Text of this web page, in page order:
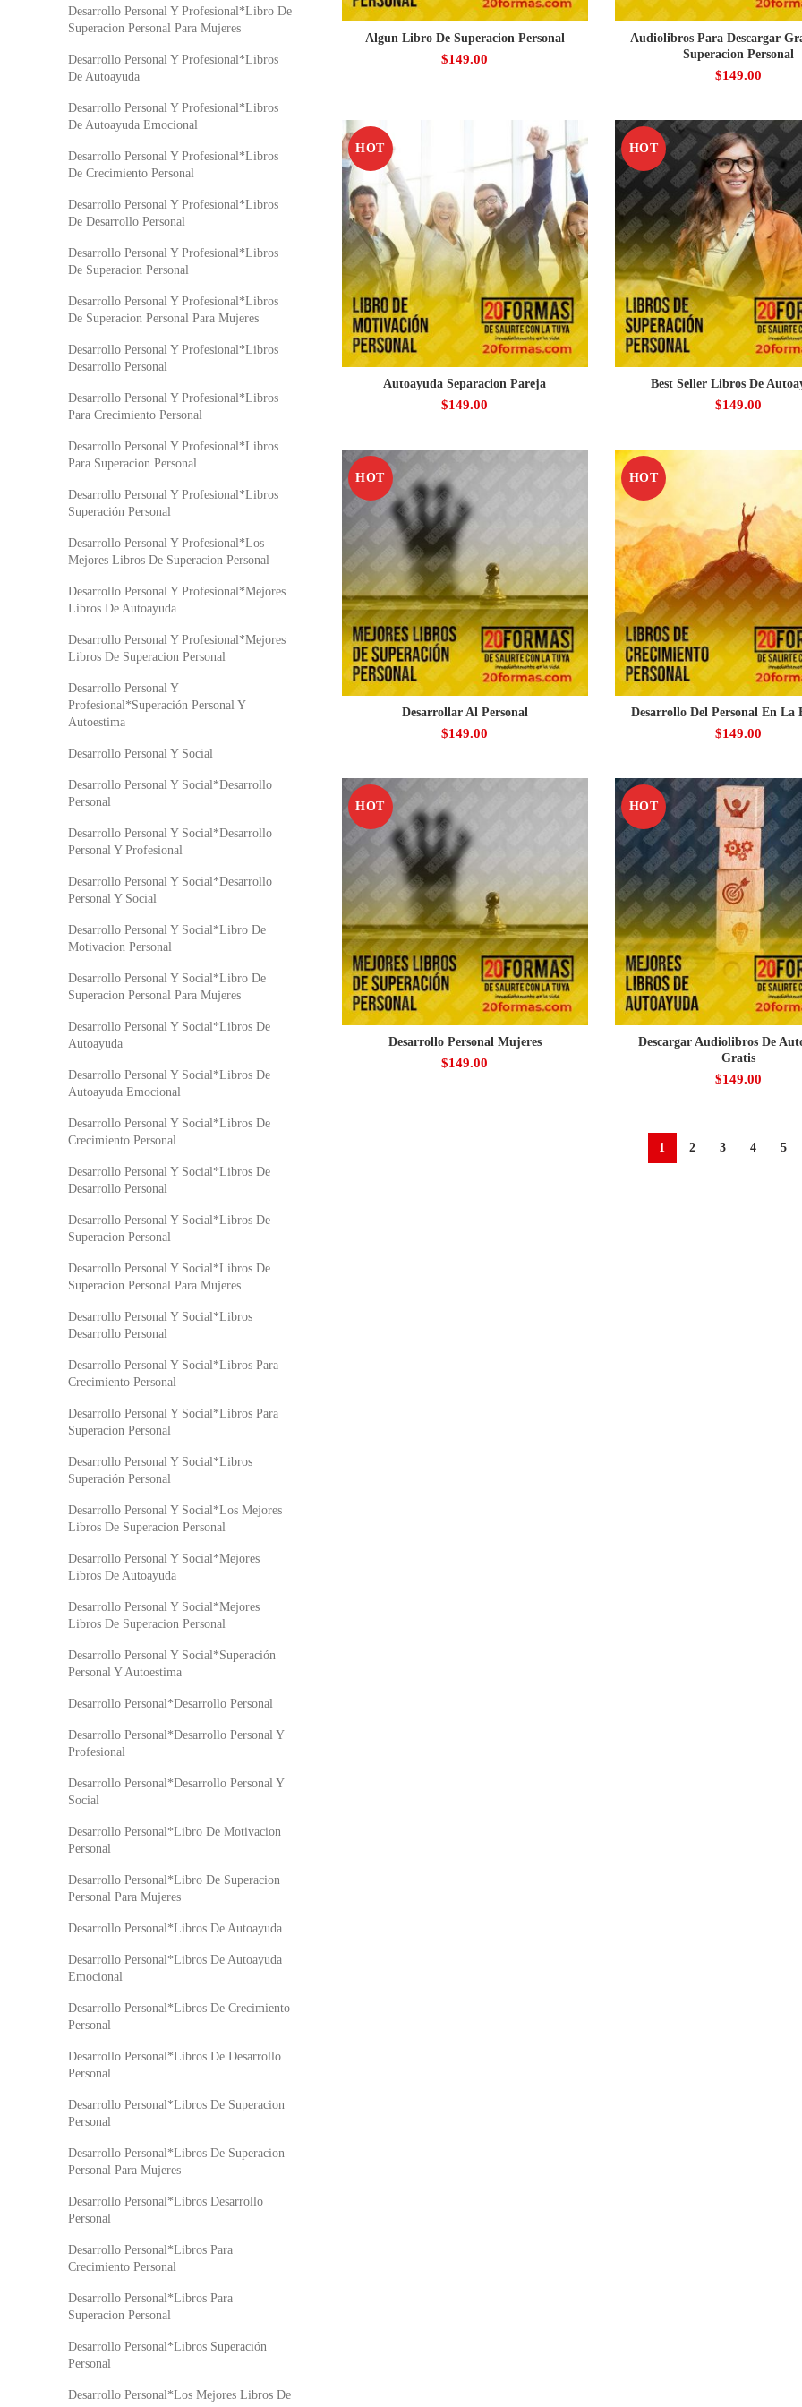
Algun Libro De Superacion Personal
$149.00
Audiolibros Para Descargar
Superacion Personal
$149.00
HOT
Autoayuda Separacion Pareja
$149.00
HOT
Best Seller Libros De
$149.00
HOT
Desarrollar Al Personal
$149.00
HOT
Desarrollo Del Personal En La
$149.00
HOT
Desarrollo Personal Mujeres
$149.00
HOT
Descargar Audiolibros De
Gratis
$149.00
1 2 3 4 5
Desarrollo Personal Y Profesional*Libro De
Superacion Personal Para Mujeres
Desarrollo Personal Y Profesional*Libros
De Autoayuda
Desarrollo Personal Y Profesional*Libros
De Autoayuda Emocional
Desarrollo Personal Y Profesional*Libros
De Crecimiento Personal
Desarrollo Personal Y Profesional*Libros
De Desarrollo Personal
Desarrollo Personal Y Profesional*Libros
De Superacion Personal
Desarrollo Personal Y Profesional*Libros
De Superacion Personal Para Mujeres
Desarrollo Personal Y Profesional*Libros
Desarrollo Personal
Desarrollo Personal Y Profesional*Libros
Para Crecimiento Personal
Desarrollo Personal Y Profesional*Libros
Para Superacion Personal
Desarrollo Personal Y Profesional*Libros
Superación Personal
Desarrollo Personal Y Profesional*Los
Mejores Libros De Superacion Personal
Desarrollo Personal Y Profesional*Mejores
Libros De Autoayuda
Desarrollo Personal Y Profesional*Mejores
Libros De Superacion Personal
Desarrollo Personal Y
Profesional*Superación Personal Y
Autoestima
Desarrollo Personal Y Social
Desarrollo Personal Y Social*Desarrollo
Personal
Desarrollo Personal Y Social*Desarrollo
Personal Y Profesional
Desarrollo Personal Y Social*Desarrollo
Personal Y Social
Desarrollo Personal Y Social*Libro De
Motivacion Personal
Desarrollo Personal Y Social*Libro De
Superacion Personal Para Mujeres
Desarrollo Personal Y Social*Libros De
Autoayuda
Desarrollo Personal Y Social*Libros De
Autoayuda Emocional
Desarrollo Personal Y Social*Libros De
Crecimiento Personal
Desarrollo Personal Y Social*Libros De
Desarrollo Personal
Desarrollo Personal Y Social*Libros De
Superacion Personal
Desarrollo Personal Y Social*Libros De
Superacion Personal Para Mujeres
Desarrollo Personal Y Social*Libros
Desarrollo Personal
Desarrollo Personal Y Social*Libros Para
Crecimiento Personal
Desarrollo Personal Y Social*Libros Para
Superacion Personal
Desarrollo Personal Y Social*Libros
Superación Personal
Desarrollo Personal Y Social*Los Mejores
Libros De Superacion Personal
Desarrollo Personal Y Social*Mejores
Libros De Autoayuda
Desarrollo Personal Y Social*Mejores
Libros De Superacion Personal
Desarrollo Personal Y Social*Superación
Personal Y Autoestima
Desarrollo Personal*Desarrollo Personal
Desarrollo Personal*Desarrollo Personal Y
Profesional
Desarrollo Personal*Desarrollo Personal Y
Social
Desarrollo Personal*Libro De Motivacion
Personal
Desarrollo Personal*Libro De Superacion
Personal Para Mujeres
Desarrollo Personal*Libros De Autoayuda
Desarrollo Personal*Libros De Autoayuda
Emocional
Desarrollo Personal*Libros De Crecimiento
Personal
Desarrollo Personal*Libros De Desarrollo
Personal
Desarrollo Personal*Libros De Superacion
Personal
Desarrollo Personal*Libros De Superacion
Personal Para Mujeres
Desarrollo Personal*Libros Desarrollo
Personal
Desarrollo Personal*Libros Para
Crecimiento Personal
Desarrollo Personal*Libros Para
Superacion Personal
Desarrollo Personal*Libros Superación
Personal
Desarrollo Personal*Los Mejores Libros De